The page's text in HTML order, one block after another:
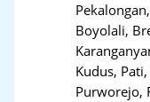
Boyolali,
Kudus,
Purworejo,